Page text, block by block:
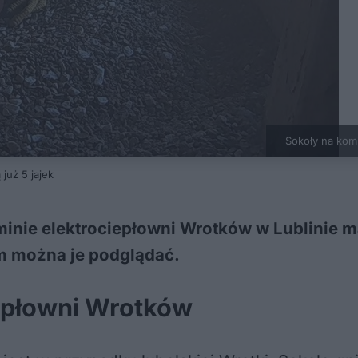
Sokoły na
już 5 jajek
elektrociepłowni Wrotków w Lublinie
można je podglądać.
Wrotków